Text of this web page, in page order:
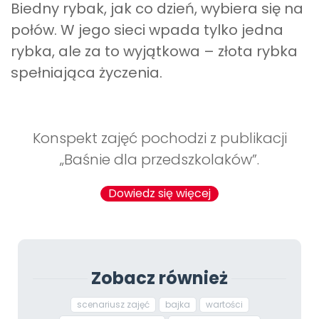
Pomoc
Promocje
Biedny rybak, jak co dzień, wybiera się na
połów. W jego sieci wpada tylko jedna
rybka, ale za to wyjątkowa – złota rybka
spełniająca życzenia.
Konspekt zajęć pochodzi z publikacji
„Baśnie dla przedszkolaków”.
Dowiedz się więcej
Zobacz również
scenariusz zajęć bajka
wartości